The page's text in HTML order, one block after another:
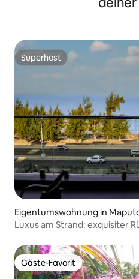
Superhost
Superhost
Eigentumswohnung in
Luxus am Strand: exquisiter
Gäste-Favorit
Gäste-Favorit